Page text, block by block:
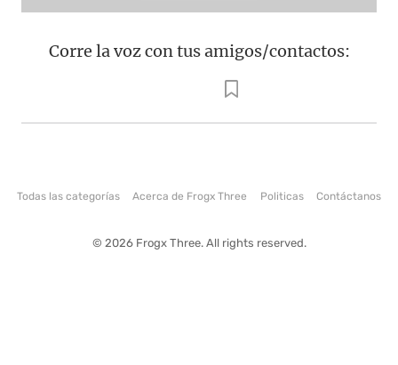
Corre la voz con tus amigos/contactos:
Todas las categorías Acerca de Frogx Three Politicas Contáctanos
© 2026 Frogx Three. All rights reserved.